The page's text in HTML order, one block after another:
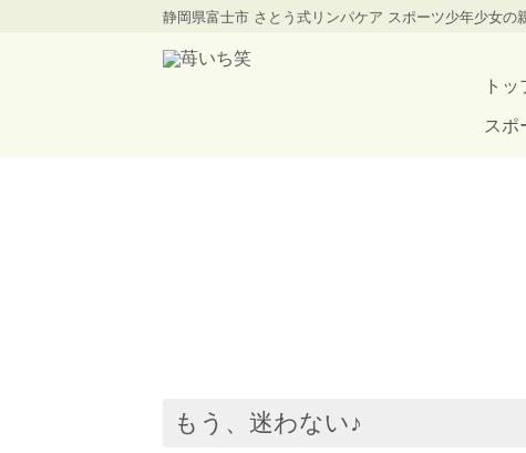
静岡県富士市 さとう式リンパケア スポーツ少年少女の
トッ
スポ
もう、迷わない♪